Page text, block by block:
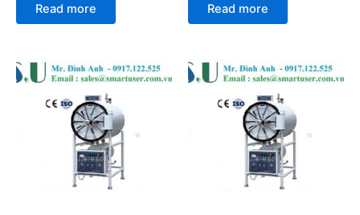
of
Read more
of
Read more